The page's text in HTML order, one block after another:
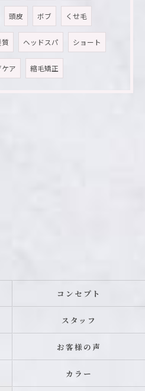
頭皮 ボブ くせ毛
質 ヘッドスパ ショート
ア 縮毛矯正
コンセプト
スタッフ
お客様の声
カラー